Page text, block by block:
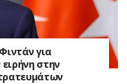
για
στην